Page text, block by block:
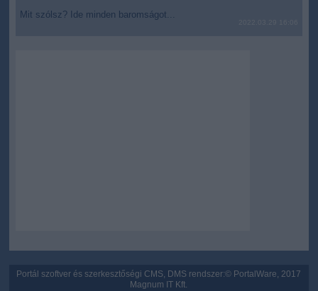
Mit szólsz? Ide minden baromságot...
Portál szoftver és szerkesztőségi CMS, DMS rendszer:© PortalWare, 2017
Magnum IT Kft.